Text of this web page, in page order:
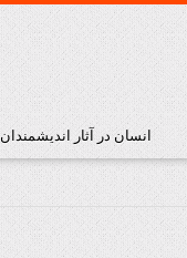
انسان در آثار اندیشمندان